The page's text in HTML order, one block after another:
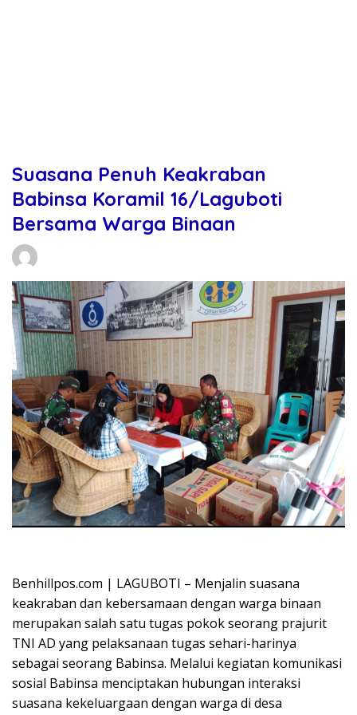
Suasana Penuh Keakraban
Babinsa Koramil 16/Laguboti
Bersama Warga Binaan
Benhillpos.com | LAGUBOTI – Menjalin suasana
keakraban dan kebersamaan dengan warga binaan
merupakan salah satu tugas pokok seorang prajurit
TNI AD yang pelaksanaan tugas sehari-harinya
sebagai seorang Babinsa. Melalui kegiatan komunikasi
sosial Babinsa menciptakan hubungan interaksi
suasana kekeluargaan dengan warga di desa